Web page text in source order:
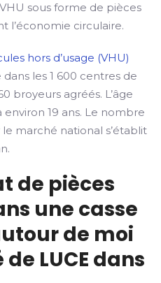
sous forme de pièces
l’économie circulaire.
hors d’usage (VHU)
les 1 600 centres de
broyeurs agréés. L’âge
environ 19 ans. Le nombre
marché national s’établit
de pièces
une casse
de moi
LUCE dans